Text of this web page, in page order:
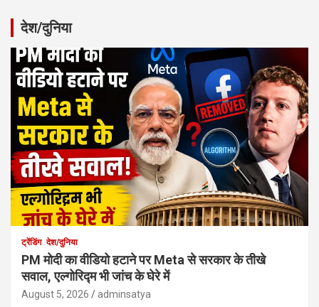
देश/दुनिया
ट्रेंडिंग देश/दुनिया
PM मोदी का वीडियो हटाने पर Meta से सरकार के तीखे
सवाल, एल्गोरिद्म भी जांच के घेरे में
August 5, 2026 adminsatya